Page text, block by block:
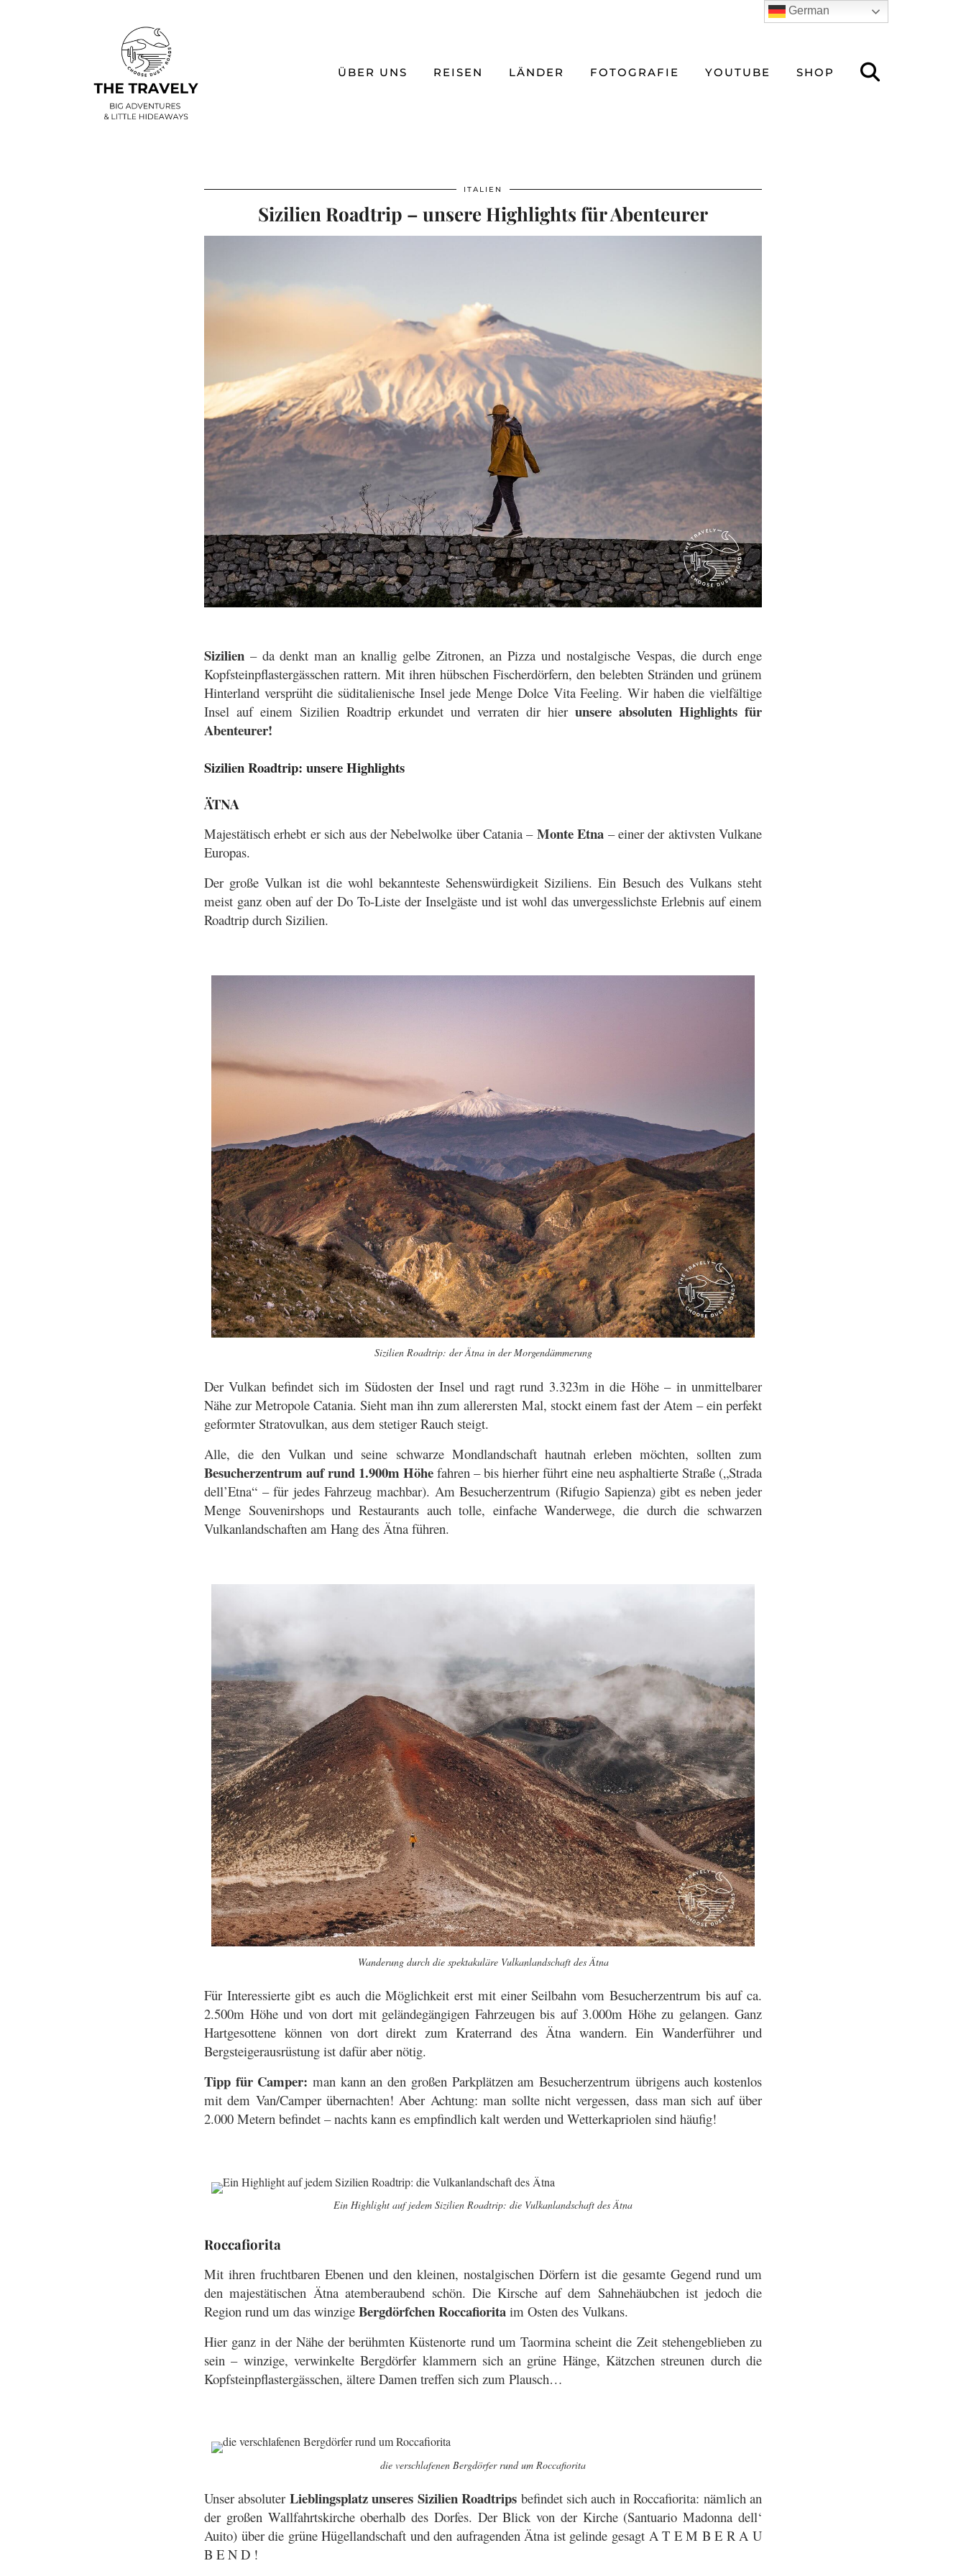
ÜBER UNS REISEN LÄNDER FOTOGRAFIE YOUTUBE SHOP
ITALIEN
Sizilien Roadtrip – unsere Highlights für Abenteurer
Sizilien – da denkt man an knallig gelbe Zitronen, an Pizza und nostalgische Vespas, die durch enge
Kopfsteinpflastergässchen rattern. Mit ihren hübschen Fischerdörfern, den belebten Stränden und grünem
Hinterland versprüht die süditalienische Insel jede Menge Dolce Vita Feeling. Wir haben die vielfältige
Insel auf einem Sizilien Roadtrip erkundet und verraten dir hier unsere absoluten Highlights für
Abenteurer!
Sizilien Roadtrip: unsere Highlights
ÄTNA
Majestätisch erhebt er sich aus der Nebelwolke über Catania – Monte Etna – einer der aktivsten Vulkane
Europas.
Der große Vulkan ist die wohl bekannteste Sehenswürdigkeit Siziliens. Ein Besuch des Vulkans steht
meist ganz oben auf der Do To-Liste der Inselgäste und ist wohl das unvergesslichste Erlebnis auf einem
Roadtrip durch Sizilien.
Sizilien Roadtrip: der Ätna in der Morgendämmerung
Der Vulkan befindet sich im Südosten der Insel und ragt rund 3.323m in die Höhe – in unmittelbarer
Nähe zur Metropole Catania. Sieht man ihn zum allerersten Mal, stockt einem fast der Atem – ein perfekt
geformter Stratovulkan, aus dem stetiger Rauch steigt.
Alle, die den Vulkan und seine schwarze Mondlandschaft hautnah erleben möchten, sollten zum
Besucherzentrum auf rund 1.900m Höhe fahren – bis hierher führt eine neu asphaltierte Straße („Strada
dell’Etna“ – für jedes Fahrzeug machbar). Am Besucherzentrum (Rifugio Sapienza) gibt es neben jeder
Menge Souvenirshops und Restaurants auch tolle, einfache Wanderwege, die durch die schwarzen
Vulkanlandschaften am Hang des Ätna führen.
Wanderung durch die spektakuläre Vulkanlandschaft des Ätna
Für Interessierte gibt es auch die Möglichkeit erst mit einer Seilbahn vom Besucherzentrum bis auf ca.
2.500m Höhe und von dort mit geländegängigen Fahrzeugen bis auf 3.000m Höhe zu gelangen. Ganz
Hartgesottene können von dort direkt zum Kraterrand des Ätna wandern. Ein Wanderführer und
Bergsteigerausrüstung ist dafür aber nötig.
Tipp für Camper: man kann an den großen Parkplätzen am Besucherzentrum übrigens auch kostenlos
mit dem Van/Camper übernachten! Aber Achtung: man sollte nicht vergessen, dass man sich auf über
2.000 Metern befindet – nachts kann es empfindlich kalt werden und Wetterkapriolen sind häufig!
Ein Highlight auf jedem Sizilien Roadtrip: die Vulkanlandschaft des Ätna
Roccafiorita
Mit ihren fruchtbaren Ebenen und den kleinen, nostalgischen Dörfern ist die gesamte Gegend rund um
den majestätischen Ätna atemberaubend schön. Die Kirsche auf dem Sahnehäubchen ist jedoch die
Region rund um das winzige Bergdörfchen Roccafiorita im Osten des Vulkans.
Hier ganz in der Nähe der berühmten Küstenorte rund um Taormina scheint die Zeit stehengeblieben zu
sein – winzige, verwinkelte Bergdörfer klammern sich an grüne Hänge, Kätzchen streunen durch die
Kopfsteinpflastergässchen, ältere Damen treffen sich zum Plausch…
die verschlafenen Bergdörfer rund um Roccafiorita
Unser absoluter Lieblingsplatz unseres Sizilien Roadtrips befindet sich auch in Roccafiorita: nämlich an
der großen Wallfahrtskirche oberhalb des Dorfes. Der Blick von der Kirche (Santuario Madonna dell‘
Auito) über die grüne Hügellandschaft und den aufragenden Ätna ist gelinde gesagt A T E M B E R A U
B E N D !
German